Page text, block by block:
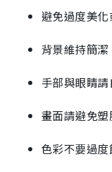
避免過度美
背景維持簡
手部與眼睛
畫面請避免
色彩不要過度